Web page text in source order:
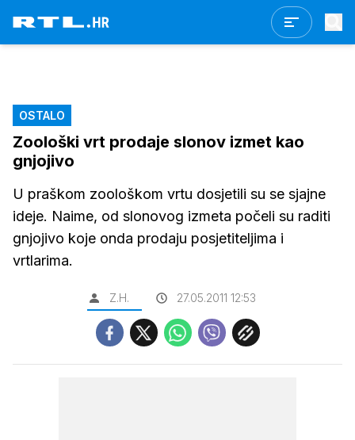
OSTALO
Zoološki vrt prodaje slonov izmet kao
gnjojivo
U praškom zoološkom vrtu dosjetili su se sjajne
ideje. Naime, od slonovog izmeta počeli su raditi
gnjojivo koje onda prodaju posjetiteljima i
vrtlarima.
Z.H. 27.05.2011 12:53